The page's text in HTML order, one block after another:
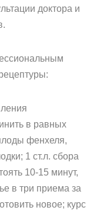
доктора и
в равных
фенхеля,
1 ст.л. сбора
10-15 минут,
в три приема за
новое; курс